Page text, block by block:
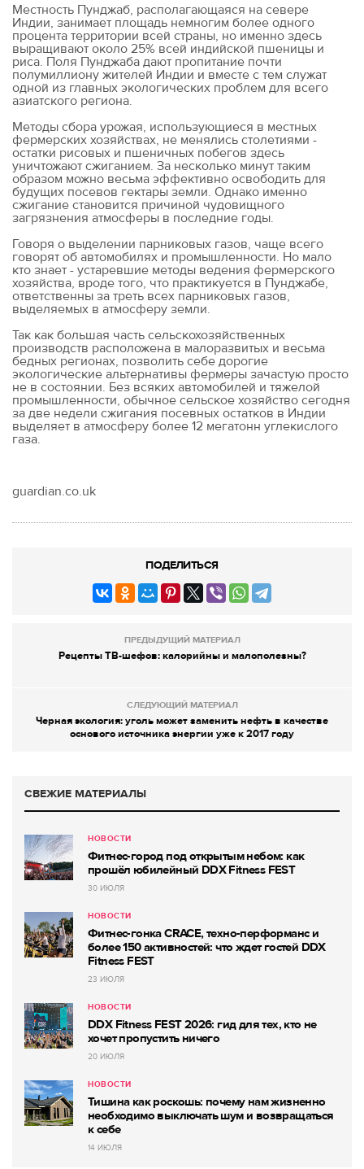
Местность Пунджаб, располагающаяся на севере
Индии, занимает площадь немногим более одного
процента территории всей страны, но именно здесь
выращивают около 25% всей индийской пшеницы и
риса. Поля Пунджаба дают пропитание почти
полумиллиону жителей Индии и вместе с тем служат
одной из главных экологических проблем для всего
азиатского региона.
Методы сбора урожая, использующиеся в местных
фермерских хозяйствах, не менялись столетиями -
остатки рисовых и пшеничных побегов здесь
уничтожают сжиганием. За несколько минут таким
образом можно весьма эффективно освободить для
будущих посевов гектары земли. Однако именно
сжигание становится причиной чудовищного
загрязнения атмосферы в последние годы.
Говоря о выделении парниковых газов, чаще всего
говорят об автомобилях и промышленности. Но мало
кто знает - устаревшие методы ведения фермерского
хозяйства, вроде того, что практикуется в Пунджабе,
ответственны за треть всех парниковых газов,
выделяемых в атмосферу земли.
Так как большая часть сельскохозяйственных
производств расположена в малоразвитых и весьма
бедных регионах, позволить себе дорогие
экологические альтернативы фермеры зачастую просто
не в состоянии. Без всяких автомобилей и тяжелой
промышленности, обычное сельское хозяйство сегодня
за две недели сжигания посевных остатков в Индии
выделяет в атмосферу более 12 мегатонн углекислого
газа.
guardian.co.uk
ПОДЕЛИТЬСЯ
ПРЕДЫДУЩИЙ МАТЕРИАЛ
Рецепты ТВ-шефов: калорийны и малополезны?
СЛЕДУЮЩИЙ МАТЕРИАЛ
Черная экология: уголь может заменить нефть в качестве
основого источника энергии уже к 2017 году
СВЕЖИЕ МАТЕРИАЛЫ
НОВОСТИ
Фитнес-город под открытым небом: как
прошёл юбилейный DDX Fitness FEST
30 ИЮЛЯ
НОВОСТИ
Фитнес-гонка CRACE, техно-перформанс и
более 150 активностей: что ждет гостей DDX
Fitness FEST
23 ИЮЛЯ
НОВОСТИ
DDX Fitness FEST 2026: гид для тех, кто не
хочет пропустить ничего
20 ИЮЛЯ
НОВОСТИ
Тишина как роскошь: почему нам жизненно
необходимо выключать шум и возвращаться
к себе
14 ИЮЛЯ